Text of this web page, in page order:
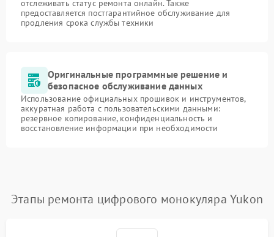
отслеживать статус ремонта онлайн. Также
предоставляется постгарантийное обслуживание для
продления срока службы техники
Оригинальные программные решение и
безопасное обслуживание данных
Использование официальных прошивок и инструментов,
аккуратная работа с пользовательскими данными:
резервное копирование, конфиденциальность и
восстановление информации при необходимости
Этапы ремонта цифрового монокуляра Yukon